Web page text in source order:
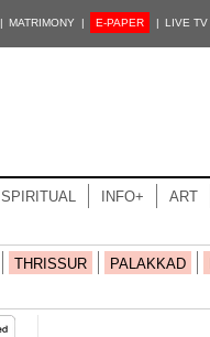
MATRIMONY | E-PAPER | LIVE TV
SPIRITUAL INFO+ ART
THRISSUR PALAKKAD